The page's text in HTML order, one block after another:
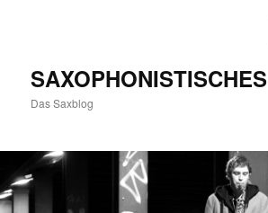
SAXOPHONISTISCHES
Das Saxblog